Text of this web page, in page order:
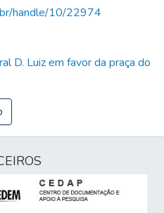
handle/10/22974
D. Luiz em favor da praça do